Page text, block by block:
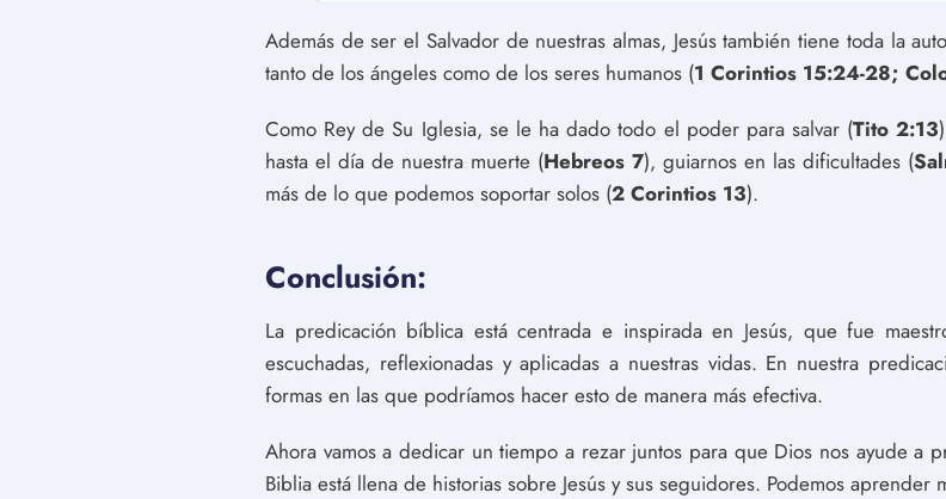
Además de ser el Salvador de nuestras almas, Jesús también tiene toda la
tanto de los ángeles como de los seres humanos (1 Corintios 15:24-28;
Como Rey de Su Iglesia, se le ha dado todo el poder para salvar (Tito 2:13
hasta el día de nuestra muerte (Hebreos 7), guiarnos en las dificultades (
más de lo que podemos soportar solos (2 Corintios 13).
Conclusión:
La predicación bíblica está centrada e inspirada en Jesús, que fue
escuchadas, reflexionadas y aplicadas a nuestras vidas. En nuestra
formas en las que podríamos hacer esto de manera más efectiva.
Ahora vamos a dedicar un tiempo a rezar juntos para que Dios nos ayude a
Biblia está llena de historias sobre Jesús y sus seguidores. Podemos